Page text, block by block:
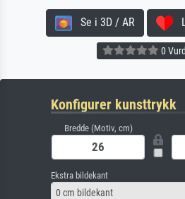
Se i 3D / AR
0
Konfigurer kunsttrykk
Bredde (Motiv, cm)
Ekstra bildekant
0 cm bildekant